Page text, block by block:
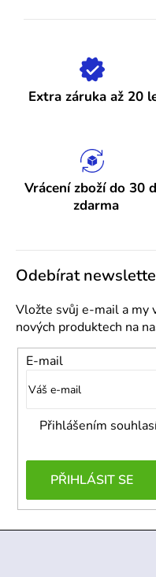
Extra záruka až 20
Vrácení zboží do 30
zdarma
Odebírat
Vložte svůj e-mail a my
nových produktech na
E-mail
Přihlášením
PŘIHLÁSIT SE